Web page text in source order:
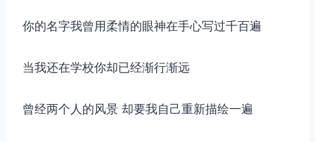
你的名字我曾用柔情的眼神在手心写过千百遍
当我还在学校你却已经渐行渐远
曾经两个人的风景 却要我自己重新描绘一遍